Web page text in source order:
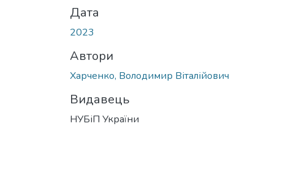
Дата
2023
Автори
Харченко, Володимир Віталійович
Видавець
НУБіП України